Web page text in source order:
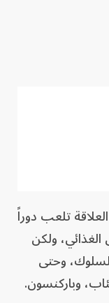
تلعب دوراً
ولكن
وحتى
وباركنسون.